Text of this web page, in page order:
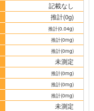
記載なし
推計(0g)
推計(0.04g)
推計(0mg)
推計(0mg)
未測定
推計(0mg)
推計(0mg)
推計(0mg)
未測定